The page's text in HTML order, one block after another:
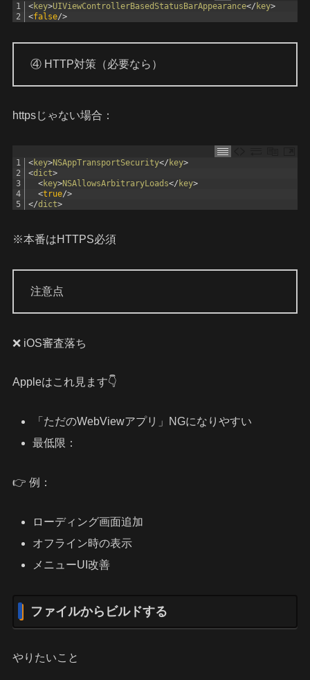
1
2
<key>UIViewControllerBasedStatusBarAppearance</ key>
<false/>
④ HTTP対策（必要なら）
httpsじゃない場合：
1
2
3
4
5
<key>NSAppTransportSecurity</ key>
<dict>
<key>NSAllowsArbitraryLoads</ key>
<true/>
</dict>
※本番はHTTPS必須
注意点
❌ iOS審査落ち
Appleはこれ見ます👇
「ただのWebViewアプリ」NGになりやすい
最低限：
👉 例：
ローディング画面追加
オフライン時の表示
メニューUI改善
ファイルからビルドする
やりたいこと